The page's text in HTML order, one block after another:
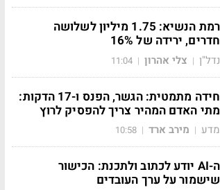
רמת הנשיא: 1.75 מיליון לשלושה
חדרים, ירידה של 16%
נדל"ן | צלי אהרון |
11:04
חידה מתמטית: הגשר, הפנס ו-17 הדקות:
מתי האדם המהיר צריך להפסיק לרוץ
מדע | מירב ארד |
10:58
ה-AI יודע לכתוב ולתכנת: הכישור
שישמור על ערך העובדים